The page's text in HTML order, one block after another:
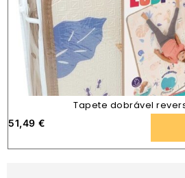
Tapete dobrável
51,49 €